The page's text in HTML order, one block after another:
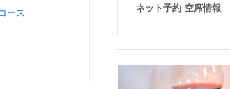
ース
ネット予約 空席情報